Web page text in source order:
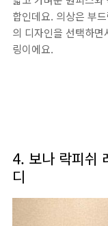
합인데요. 의상은 부
의 디자인을 선택하
링이에요.
4. 보나 락피쉬
디